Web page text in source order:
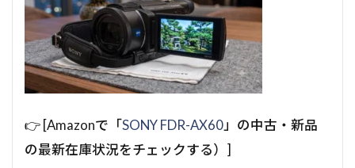
👉 [Amazonで「SONY FDR-AX60」の中古・新品
の最新在庫状況をチェックする）]